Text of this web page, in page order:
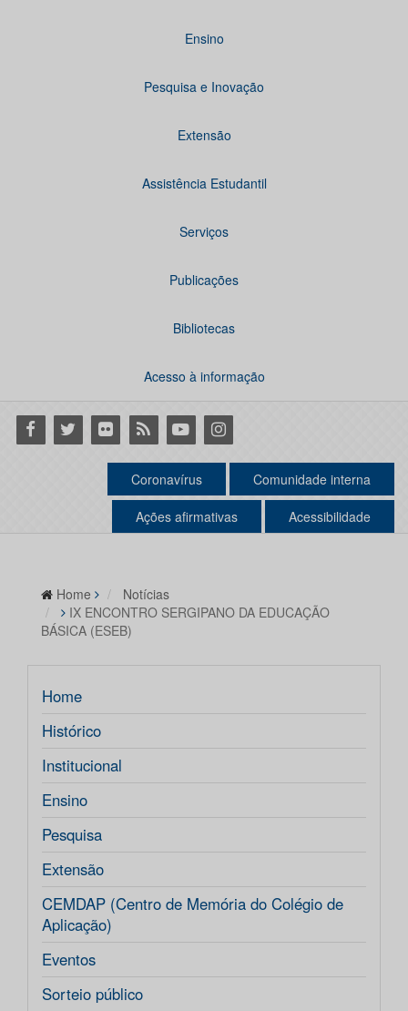
Ensino
Pesquisa e Inovação
Extensão
Assistência Estudantil
Serviços
Publicações
Bibliotecas
Acesso à informação
Facebook
Twitter Flickr RSS YoutubeInstagram
Coronavírus Comunidade interna
Ações afirmativas Acessibilidade
Home
Notícias
IX ENCONTRO SERGIPANO DA EDUCAÇÃO
BÁSICA (ESEB)
Home
Histórico
Institucional
Ensino
Pesquisa
Extensão
CEMDAP (Centro de Memória do Colégio de
Aplicação)
Eventos
Sorteio público